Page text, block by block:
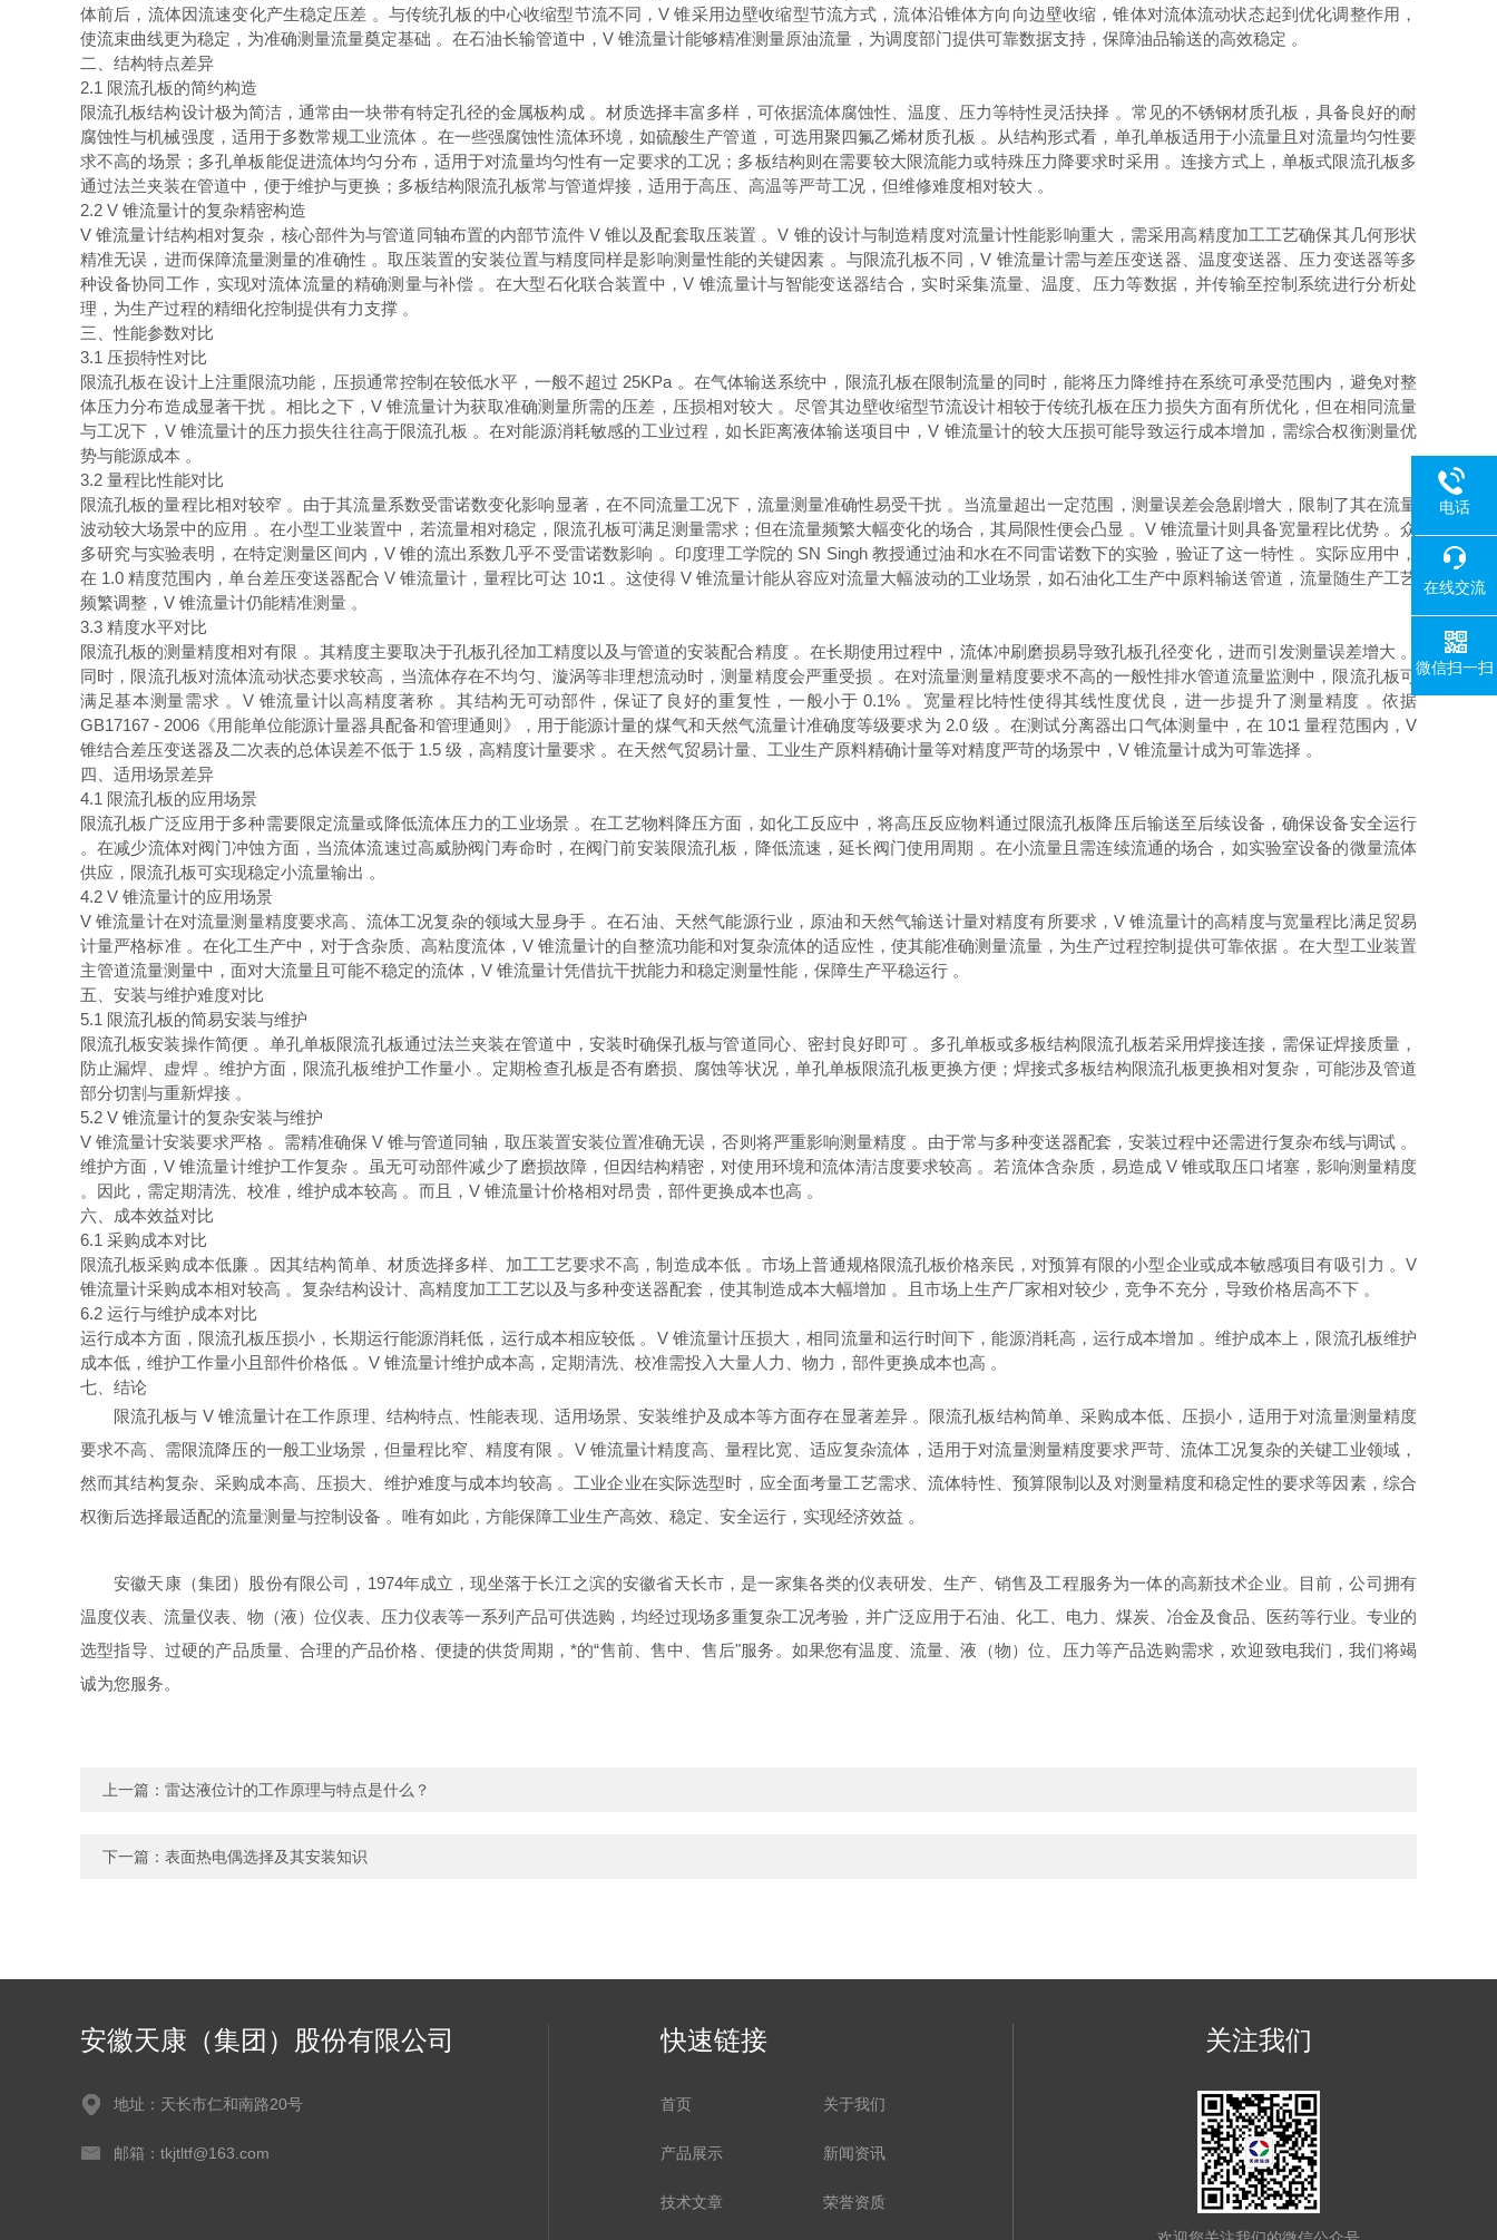
体前后，流体因流速变化产生稳定压差 。与传统孔板的中心收缩型节流不同，V 锥采用边壁收缩型节流方式，流体沿锥体方向向边壁收缩，锥体对流体流动状态起到优化调整作用，
使流束曲线更为稳定，为准确测量流量奠定基础 。在石油长输管道中，V 锥流量计能够精准测量原油流量，为调度部门提供可靠数据支持，保障油品输送的高效稳定 。
二、结构特点差异
2.1 限流孔板的简约构造
限流孔板结构设计极为简洁，通常由一块带有特定孔径的金属板构成 。材质选择丰富多样，可依据流体腐蚀性、温度、压力等特性灵活抉择 。常见的不锈钢材质孔板，具备良好的耐
腐蚀性与机械强度，适用于多数常规工业流体 。在一些强腐蚀性流体环境，如硫酸生产管道，可选用聚四氟乙烯材质孔板 。从结构形式看，单孔单板适用于小流量且对流量均匀性要
求不高的场景；多孔单板能促进流体均匀分布，适用于对流量均匀性有一定要求的工况；多板结构则在需要较大限流能力或特殊压力降要求时采用 。连接方式上，单板式限流孔板多
通过法兰夹装在管道中，便于维护与更换；多板结构限流孔板常与管道焊接，适用于高压、高温等严苛工况，但维修难度相对较大 。
2.2 V 锥流量计的复杂精密构造
V 锥流量计结构相对复杂，核心部件为与管道同轴布置的内部节流件 V 锥以及配套取压装置 。V 锥的设计与制造精度对流量计性能影响重大，需采用高精度加工工艺确保其几何形状
精准无误，进而保障流量测量的准确性 。取压装置的安装位置与精度同样是影响测量性能的关键因素 。与限流孔板不同，V 锥流量计需与差压变送器、温度变送器、压力变送器等多
种设备协同工作，实现对流体流量的精确测量与补偿 。在大型石化联合装置中，V 锥流量计与智能变送器结合，实时采集流量、温度、压力等数据，并传输至控制系统进行分析处
理，为生产过程的精细化控制提供有力支撑 。
三、性能参数对比
3.1 压损特性对比
限流孔板在设计上注重限流功能，压损通常控制在较低水平，一般不超过 25KPa 。在气体输送系统中，限流孔板在限制流量的同时，能将压力降维持在系统可承受范围内，避免对整
体压力分布造成显著干扰 。相比之下，V 锥流量计为获取准确测量所需的压差，压损相对较大 。尽管其边壁收缩型节流设计相较于传统孔板在压力损失方面有所优化，但在相同流量
与工况下，V 锥流量计的压力损失往往高于限流孔板 。在对能源消耗敏感的工业过程，如长距离液体输送项目中，V 锥流量计的较大压损可能导致运行成本增加，需综合权衡测量优
势与能源成本 。
3.2 量程比性能对比
限流孔板的量程比相对较窄 。由于其流量系数受雷诺数变化影响显著，在不同流量工况下，流量测量准确性易受干扰 。当流量超出一定范围，测量误差会急剧增大，限制了其在流量
波动较大场景中的应用 。在小型工业装置中，若流量相对稳定，限流孔板可满足测量需求；但在流量频繁大幅变化的场合，其局限性便会凸显 。V 锥流量计则具备宽量程比优势 。众
多研究与实验表明，在特定测量区间内，V 锥的流出系数几乎不受雷诺数影响 。印度理工学院的 SN Singh 教授通过油和水在不同雷诺数下的实验，验证了这一特性 。实际应用中，
在 1.0 精度范围内，单台差压变送器配合 V 锥流量计，量程比可达 10∶1 。这使得 V 锥流量计能从容应对流量大幅波动的工业场景，如石油化工生产中原料输送管道，流量随生产工艺
频繁调整，V 锥流量计仍能精准测量 。
3.3 精度水平对比
限流孔板的测量精度相对有限 。其精度主要取决于孔板孔径加工精度以及与管道的安装配合精度 。在长期使用过程中，流体冲刷磨损易导致孔板孔径变化，进而引发测量误差增大 。
同时，限流孔板对流体流动状态要求较高，当流体存在不均匀、漩涡等非理想流动时，测量精度会严重受损 。在对流量测量精度要求不高的一般性排水管道流量监测中，限流孔板可
满足基本测量需求 。V 锥流量计以高精度著称 。其结构无可动部件，保证了良好的重复性，一般小于 0.1% 。宽量程比特性使得其线性度优良，进一步提升了测量精度 。依据
GB17167 - 2006《用能单位能源计量器具配备和管理通则》，用于能源计量的煤气和天然气流量计准确度等级要求为 2.0 级 。在测试分离器出口气体测量中，在 10∶1 量程范围内，V
锥结合差压变送器及二次表的总体误差不低于 1.5 级，高精度计量要求 。在天然气贸易计量、工业生产原料精确计量等对精度严苛的场景中，V 锥流量计成为可靠选择 。
四、适用场景差异
4.1 限流孔板的应用场景
限流孔板广泛应用于多种需要限定流量或降低流体压力的工业场景 。在工艺物料降压方面，如化工反应中，将高压反应物料通过限流孔板降压后输送至后续设备，确保设备安全运行
。在减少流体对阀门冲蚀方面，当流体流速过高威胁阀门寿命时，在阀门前安装限流孔板，降低流速，延长阀门使用周期 。在小流量且需连续流通的场合，如实验室设备的微量流体
供应，限流孔板可实现稳定小流量输出 。
4.2 V 锥流量计的应用场景
V 锥流量计在对流量测量精度要求高、流体工况复杂的领域大显身手 。在石油、天然气能源行业，原油和天然气输送计量对精度有所要求，V 锥流量计的高精度与宽量程比满足贸易
计量严格标准 。在化工生产中，对于含杂质、高粘度流体，V 锥流量计的自整流功能和对复杂流体的适应性，使其能准确测量流量，为生产过程控制提供可靠依据 。在大型工业装置
主管道流量测量中，面对大流量且可能不稳定的流体，V 锥流量计凭借抗干扰能力和稳定测量性能，保障生产平稳运行 。
五、安装与维护难度对比
5.1 限流孔板的简易安装与维护
限流孔板安装操作简便 。单孔单板限流孔板通过法兰夹装在管道中，安装时确保孔板与管道同心、密封良好即可 。多孔单板或多板结构限流孔板若采用焊接连接，需保证焊接质量，
防止漏焊、虚焊 。维护方面，限流孔板维护工作量小 。定期检查孔板是否有磨损、腐蚀等状况，单孔单板限流孔板更换方便；焊接式多板结构限流孔板更换相对复杂，可能涉及管道
部分切割与重新焊接 。
5.2 V 锥流量计的复杂安装与维护
V 锥流量计安装要求严格 。需精准确保 V 锥与管道同轴，取压装置安装位置准确无误，否则将严重影响测量精度 。由于常与多种变送器配套，安装过程中还需进行复杂布线与调试 。
维护方面，V 锥流量计维护工作复杂 。虽无可动部件减少了磨损故障，但因结构精密，对使用环境和流体清洁度要求较高 。若流体含杂质，易造成 V 锥或取压口堵塞，影响测量精度
。因此，需定期清洗、校准，维护成本较高 。而且，V 锥流量计价格相对昂贵，部件更换成本也高 。
六、成本效益对比
6.1 采购成本对比
限流孔板采购成本低廉 。因其结构简单、材质选择多样、加工工艺要求不高，制造成本低 。市场上普通规格限流孔板价格亲民，对预算有限的小型企业或成本敏感项目有吸引力 。V
锥流量计采购成本相对较高 。复杂结构设计、高精度加工工艺以及与多种变送器配套，使其制造成本大幅增加 。且市场上生产厂家相对较少，竞争不充分，导致价格居高不下 。
6.2 运行与维护成本对比
运行成本方面，限流孔板压损小，长期运行能源消耗低，运行成本相应较低 。V 锥流量计压损大，相同流量和运行时间下，能源消耗高，运行成本增加 。维护成本上，限流孔板维护
成本低，维护工作量小且部件价格低 。V 锥流量计维护成本高，定期清洗、校准需投入大量人力、物力，部件更换成本也高 。
七、结论
限流孔板与 V 锥流量计在工作原理、结构特点、性能表现、适用场景、安装维护及成本等方面存在显著差异 。限流孔板结构简单、采购成本低、压损小，适用于对流量测量精度
要求不高、需限流降压的一般工业场景，但量程比窄、精度有限 。V 锥流量计精度高、量程比宽、适应复杂流体，适用于对流量测量精度要求严苛、流体工况复杂的关键工业领域，
然而其结构复杂、采购成本高、压损大、维护难度与成本均较高 。工业企业在实际选型时，应全面考量工艺需求、流体特性、预算限制以及对测量精度和稳定性的要求等因素，综合
权衡后选择最适配的流量测量与控制设备 。唯有如此，方能保障工业生产高效、稳定、安全运行，实现经济效益 。
安徽天康（集团）股份有限公司，1974年成立，现坐落于长江之滨的安徽省天长市，是一家集各类的仪表研发、生产、销售及工程服务为一体的高新技术企业。目前，公司拥有
温度仪表、流量仪表、物（液）位仪表、压力仪表等一系列产品可供选购，均经过现场多重复杂工况考验，并广泛应用于石油、化工、电力、煤炭、冶金及食品、医药等行业。专业的
选型指导、过硬的产品质量、合理的产品价格、便捷的供货周期，*的“售前、售中、售后"服务。 如果您有温度、流量、液（物）位、压力等产品选购需求，欢迎致电我们，我们将竭
诚为您服务。
上一篇： 雷达液位计的工作原理与特点是什么？
下一篇： 表面热电偶选择及其安装知识
安徽天康（集团）股份有限公司
地址：天长市仁和南路20号
邮箱：tkjtltf@163.com
快速链接
首页 关于我们
产品展示 新闻资讯
技术文章 荣誉资质
关注我们
电话
在线交流
微信扫一扫